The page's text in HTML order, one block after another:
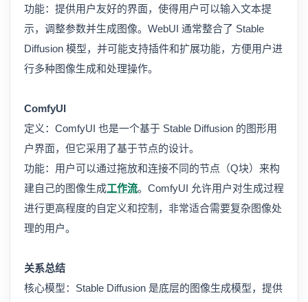
功能：提供用户友好的界面，使得用户可以输入文本提
示，调整参数并生成图像。WebUI 通常整合了 Stable
Diffusion 模型，并可能支持插件和扩展功能，方便用户进
行多种图像生成和处理操作。
ComfyUI
定义：ComfyUI 也是一个基于 Stable Diffusion 的图形用
户界面，但它采用了基于节点的设计。
功能：用户可以通过拖放和连接不同的节点（Q块）来构
建自己的图像生成工作流。ComfyUI 允许用户对生成过程
进行更高程度的自定义和控制，非常适合需要复杂图像处
理的用户。
关系总结
核心模型：Stable Diffusion 是底层的图像生成模型，提供